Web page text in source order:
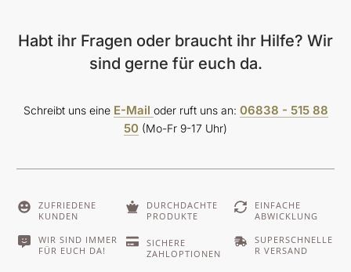
Habt ihr Fragen oder braucht ihr Hilfe? Wir
sind gerne für euch da.
Schreibt uns eine E-Mail oder ruft uns an: 06838 - 515 88
50 (Mo-Fr 9-17 Uhr)
ZUFRIEDENE
KUNDEN
DURCHDACHTE
PRODUKTE
EINFACHE
ABWICKLUNG
WIR SIND IMMER
FÜR EUCH DA!
SICHERE
ZAHLOPTIONEN
SUPERSCHNELLE
R VERSAND